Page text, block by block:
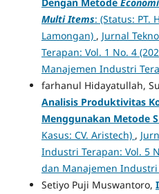
Multi Items: (Status: PT.
Lamongan) , Jurnal
Terapan: Vol. 1 No. 4
Manajemen Industri
farhanul Hidayatullah,
Analisis Produktivitas
Menggunakan Metode
Kasus: CV. Aristech) ,
Industri Terapan: Vol. 5
dan Manajemen Industri
Setiyo Puji Muswantoro,